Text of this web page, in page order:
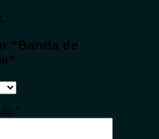
“Banda de
*